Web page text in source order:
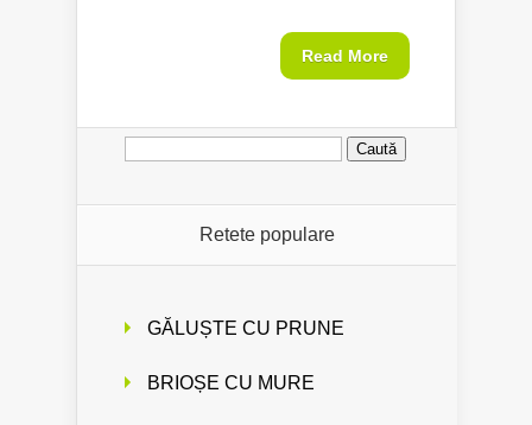
Read More
Caută
Retete populare
GĂLUȘTE CU PRUNE
BRIOȘE CU MURE